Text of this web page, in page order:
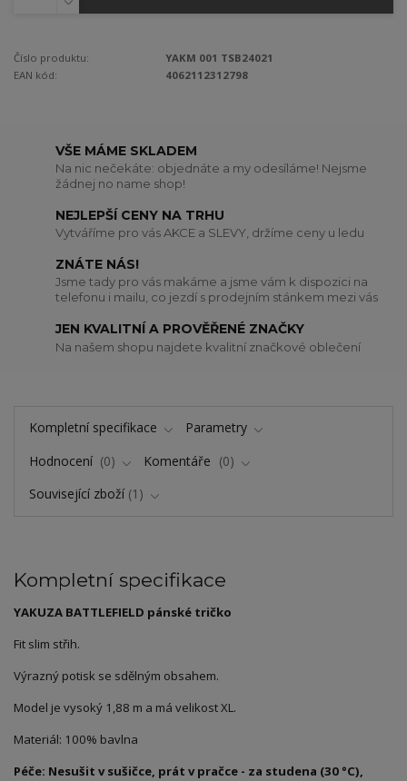
Číslo produktu:
YAKM 001 TSB24021
EAN kód:
4062112312798
VŠE MÁME SKLADEM
Na nic nečekáte: objednáte a my odesíláme! Nejsme
žádnej no name shop!
NEJLEPŠÍ CENY NA TRHU
Vytváříme pro vás AKCE a SLEVY, držíme ceny u ledu
ZNÁTE NÁS!
Jsme tady pro vás makáme a jsme vám k dispozici na
telefonu i mailu, co jezdí s prodejním stánkem mezi vás
JEN KVALITNÍ A PROVĚŘENÉ ZNAČKY
Na našem shopu najdete kvalitní značkové oblečení
Kompletní specifikace
Parametry
Hodnocení
0 Komentáře
0
Související zboží 1
Kompletní specifikace
YAKUZA BATTLEFIELD pánské tričko
Fit slim střih.
Výrazný potisk se sdělným obsahem.
Model je vysoký 1,88 m a má velikost XL.
Materiál: 100% bavlna
Péče: Nesušit v sušičce, prát v pračce - za studena (30 °C),